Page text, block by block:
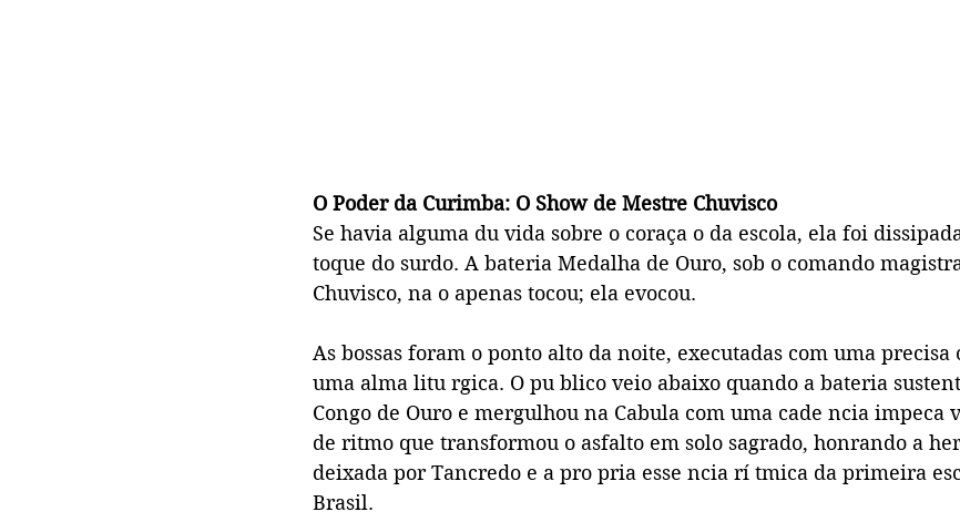
O Poder da Curimba: O Show de Mestre Chuvisco
Se havia alguma du vida sobre o coraça o da escola, ela foi
toque do surdo. A bateria Medalha de Ouro, sob o comando
Chuvisco, na o apenas tocou; ela evocou.
As bossas foram o ponto alto da noite, executadas com uma precisa
uma alma litu rgica. O pu blico veio abaixo quando a bateria
Congo de Ouro e mergulhou na Cabula com uma cade ncia impeca
de ritmo que transformou o asfalto em solo sagrado, honrando a
deixada por Tancredo e a pro pria esse ncia rí tmica da primeira
Brasil.